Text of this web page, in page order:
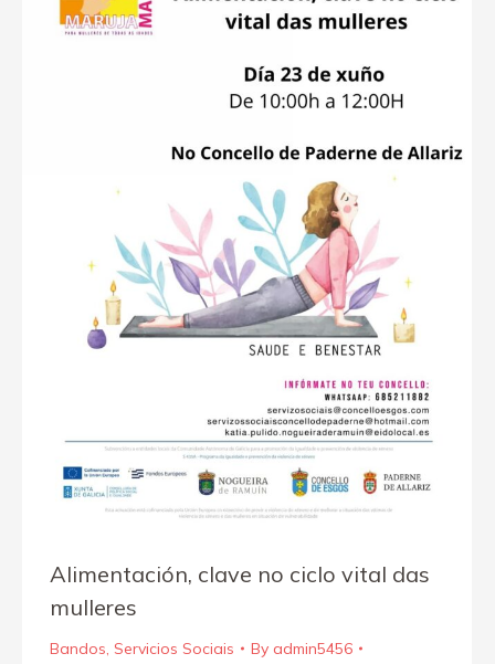
Alimentación, clave no ciclo vital das
mulleres
Bandos, Servicios Sociais By admin5456